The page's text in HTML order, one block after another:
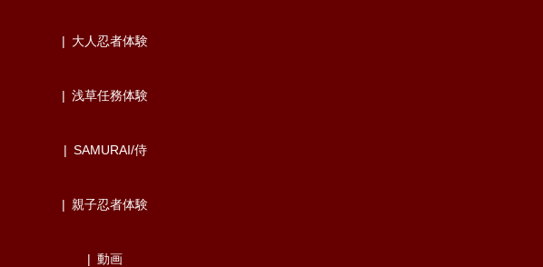
大人忍者体験
浅草任務体験
SAMURAI/侍
親子忍者体験
動画